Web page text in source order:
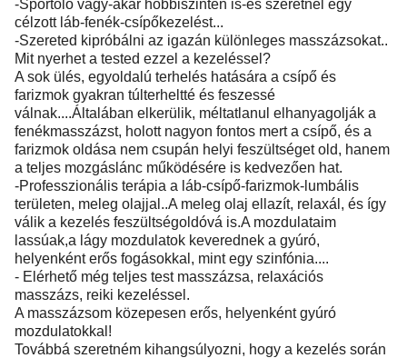
-Sportoló vagy-akár hobbiszinten is-és szeretnél egy
célzott láb-fenék-csípőkezelést...
-Szereted kipróbálni az igazán különleges masszázsokat..
Mit nyerhet a tested ezzel a kezeléssel?
A sok ülés, egyoldalú terhelés hatására a csípő és
farizmok gyakran túlterheltté és feszessé
válnak....Általában elkerülik, méltatlanul elhanyagolják a
fenékmasszázst, holott nagyon fontos mert a csípő, és a
farizmok oldása nem csupán helyi feszültséget old, hanem
a teljes mozgáslánc működésére is kedvezően hat.
-Professzionális terápia a láb-csípő-farizmok-lumbális
területen, meleg olajjal..A meleg olaj ellazít, relaxál, és így
válik a kezelés feszültségoldóvá is.A mozdulataim
lassúak,a lágy mozdulatok keverednek a gyúró,
helyenként erős fogásokkal, mint egy szinfónia....
- Elérhető még teljes test masszázsa, relaxációs
masszázs, reiki kezeléssel.
A masszázsom közepesen erős, helyenként gyúró
mozdulatokkal!
Továbbá szeretném kihangsúlyozni, hogy a kezelés során